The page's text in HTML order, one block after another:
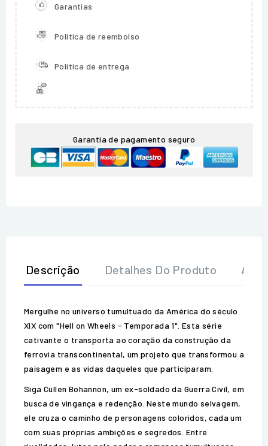
Garantias
Política de reembolso
Política de entrega
Garantia de pagamento seguro
Descrição Detalhes Do Produto
Mergulhe no universo tumultuado da América do século
XIX com "Hell on Wheels - Temporada 1". Esta série
cativante o transporta ao coração da construção da
ferrovia transcontinental, um projeto que transformou a
paisagem e as vidas daqueles que participaram.
Siga Cullen Bohannon, um ex-soldado da Guerra Civil, em
busca de vingança e redenção. Neste mundo selvagem,
ele cruza o caminho de personagens coloridos, cada um
com suas próprias ambições e segredos. Entre